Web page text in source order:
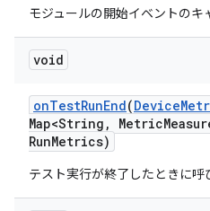
モジュールの開始イベントのキ
void
onTestRunEnd(Device
Map<String , Metric
RunMetrics)
テスト実行が終了したときに呼